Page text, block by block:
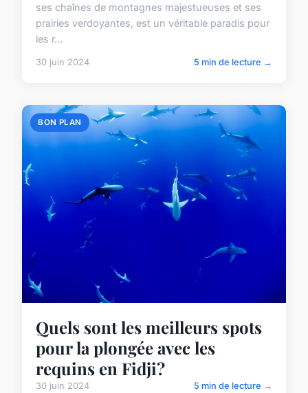
ses chaînes de montagnes majestueuses et ses
prairies verdoyantes, est un véritable paradis pour
les r...
30 juin 2024 5 min de lecture →
BON PLAN
Quels sont les meilleurs spots
pour la plongée avec les
requins en Fidji?
30 juin 2024 5 min de lecture →